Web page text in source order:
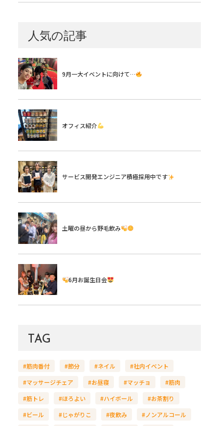
人気の記事
9月一大イベントに向けて…
オフィス紹介
サービス開発エンジニア積極採用中です
土曜の昼から野毛飲み
6月お誕生日会
TAG
#筋肉番付 #節分 #ネイル
#社内イベント
#マッサージチェア
#お昼寝 #マッチョ
#筋肉
#筋トレ
#ほろよい #ハイボール
#お茶割り
#ビール
#じゃがりこ #夜飲み
#ノンアルコール